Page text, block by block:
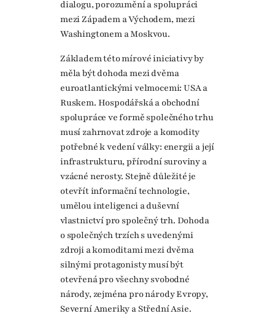
dialogu, porozumění a spolupráci
mezi Západem a Východem, mezi
Washingtonem a Moskvou.
Základem této mírové iniciativy by
měla být dohoda mezi dvěma
euroatlantickými velmocemi: USA a
Ruskem. Hospodářská a obchodní
spolupráce ve formě společného trhu
musí zahrnovat zdroje a komodity
potřebné k vedení války: energii a její
infrastrukturu, přírodní suroviny a
vzácné nerosty. Stejně důležité je
otevřít informační technologie,
umělou inteligenci a duševní
vlastnictví pro společný trh. Dohoda
o společných trzích s uvedenými
zdroji a komoditami mezi dvěma
silnými protagonisty musí být
otevřená pro všechny svobodné
národy, zejména pro národy Evropy,
Severní Ameriky a Střední Asie.